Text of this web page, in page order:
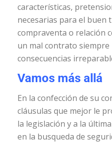
características,
necesarias para el buen
compraventa o relación
un mal contrato
consecuencias
Vamos más allá
En la confección de su
cláusulas que mejor le
la legislación y a la
en la busqueda de